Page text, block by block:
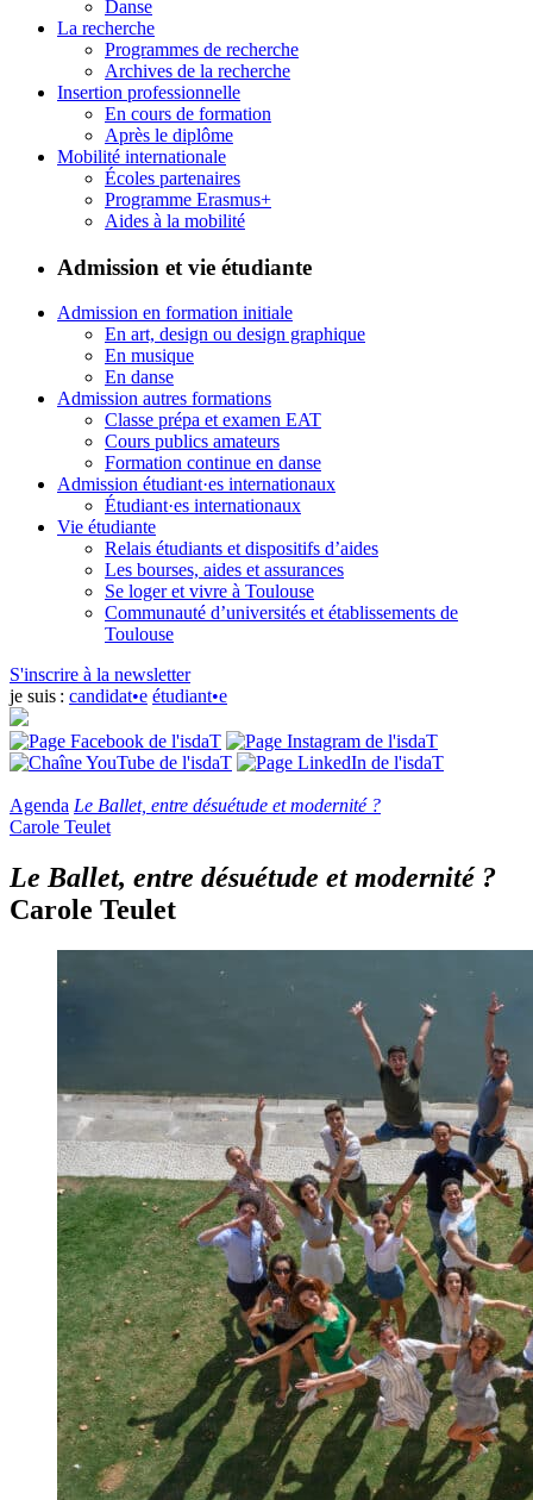
Danse
La recherche
Programmes de recherche
Archives de la recherche
Insertion professionnelle
En cours de formation
Après le diplôme
Mobilité internationale
Écoles partenaires
Programme Erasmus+
Aides à la mobilité
Admission et vie étudiante
Admission en formation initiale
En art, design ou design graphique
En musique
En danse
Admission autres formations
Classe prépa et examen EAT
Cours publics amateurs
Formation continue en danse
Admission étudiant·es internationaux
Étudiant·es internationaux
Vie étudiante
Relais étudiants et dispositifs d’aides
Les bourses, aides et assurances
Se loger et vivre à Toulouse
Communauté d’universités et établissements de
Toulouse
S'inscrire à la newsletter
je suis : candidat•e étudiant•e
Agenda Le Ballet, entre désuétude et modernité ?
Carole Teulet
Le Ballet, entre désuétude et modernité ?
Carole Teulet